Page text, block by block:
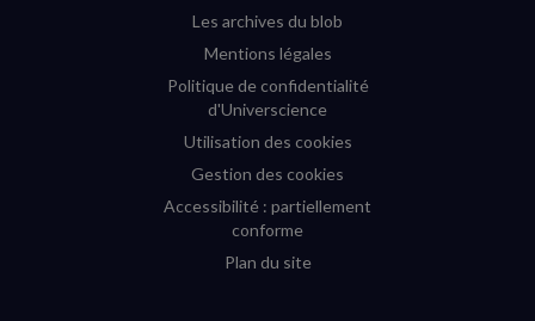
Les archives du blob
Mentions légales
Politique de confidentialité
d'Universcience
Utilisation des cookies
Gestion des cookies
Accessibilité : partiellement
conforme
Plan du site